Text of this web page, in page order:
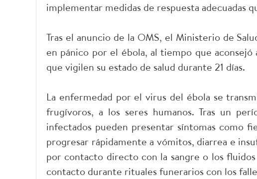
implementar medidas de respuesta adecuadas
Tras el anuncio de la OMS, el Ministerio de
en pánico por el ébola, al tiempo que
que vigilen su estado de salud durante 21 días.
La enfermedad por el virus del ébola se
frugívoros, a los seres humanos. Tras un
infectados pueden presentar síntomas como
progresar rápidamente a vómitos, diarrea e
por contacto directo con la sangre o los
contacto durante rituales funerarios con los